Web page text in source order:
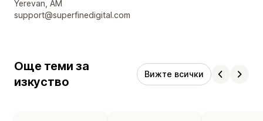
Данни за връзка с дизайнера
Yerevan, AM
support@superfinedigital.com
Още теми за
изкуство
Вижте всички